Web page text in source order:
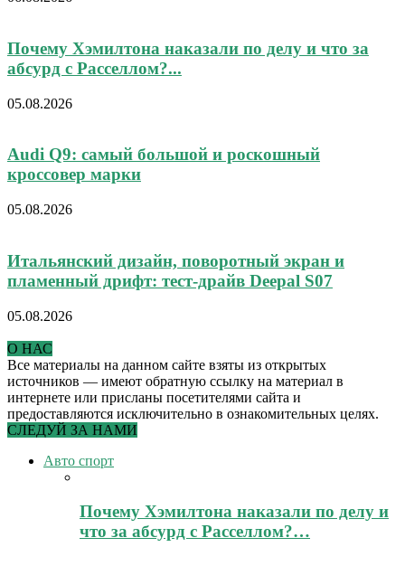
Почему Хэмилтона наказали по делу и что за
абсурд с Расселлом?...
05.08.2026
Audi Q9: самый большой и роскошный
кроссовер марки
05.08.2026
Итальянский дизайн, поворотный экран и
пламенный дрифт: тест-драйв Deepal S07
05.08.2026
О НАС
Все материалы на данном сайте взяты из открытых
источников — имеют обратную ссылку на материал в
интернете или присланы посетителями сайта и
предоставляются исключительно в ознакомительных целях.
СЛЕДУЙ ЗА НАМИ
Авто спорт
Почему Хэмилтона наказали по делу и
что за абсурд с Расселлом?…